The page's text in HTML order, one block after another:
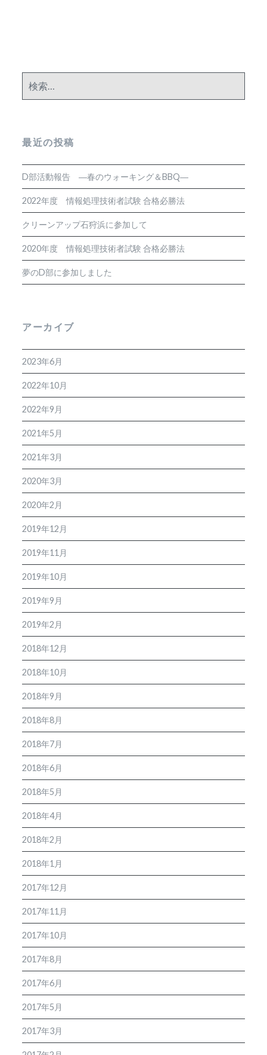
索:
最近の投稿
D部活動報告 ―春のウォーキング＆BBQ―
2022年度 情報処理技術者試験 合格必勝法
クリーンアップ石狩浜に参加して
2020年度 情報処理技術者試験 合格必勝法
夢のD部に参加しました
アーカイブ
2023年6月
2022年10月
2022年9月
2021年5月
2021年3月
2020年3月
2020年2月
2019年12月
2019年11月
2019年10月
2019年9月
2019年2月
2018年12月
2018年10月
2018年9月
2018年8月
2018年7月
2018年6月
2018年5月
2018年4月
2018年2月
2018年1月
2017年12月
2017年11月
2017年10月
2017年8月
2017年6月
2017年5月
2017年3月